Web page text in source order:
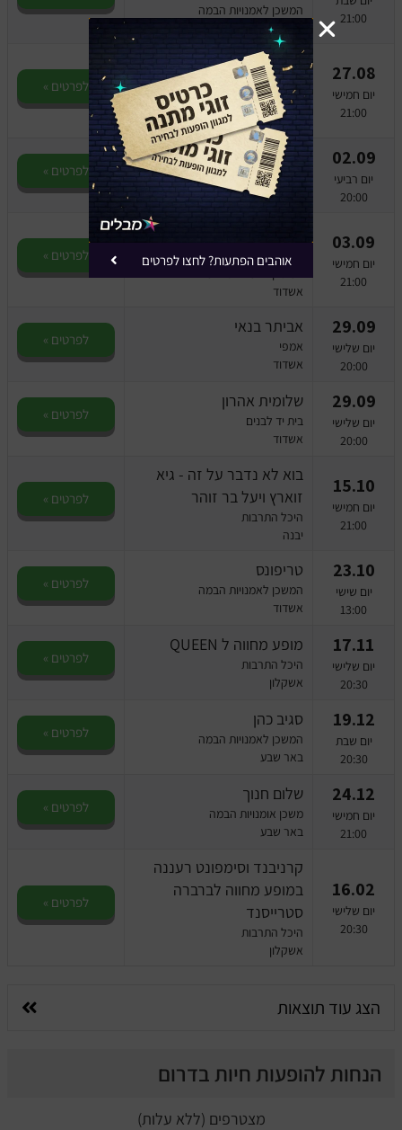
21:00
המשכן לאמנויות הבמה
באר שבע
27.08
יום חמישי
21:00
בוא לא נדבר על זה - גיא
זוארץ ויעל בר זוהר
היכל התרבות
אשקלון
לפרטים »
02.09
יום רביעי
20:00
רותם כהן
המשכן לאמנויות הבמה
באר שבע
לפרטים »
03.09
יום חמישי
21:00
בוא לא נדבר על זה - גיא
זוארץ ויעל בר זוהר
אשדוד
לפרטים »
29.09
יום שלישי
20:00
אביתר בנאי
אמפי
אשדוד
לפרטים »
29.09
יום שלישי
20:00
שלומית אהרון
בית יד לבנים
אשדוד
לפרטים »
15.10
יום חמישי
21:00
בוא לא נדבר על זה - גיא
זוארץ ויעל בר זוהר
היכל התרבות
יבנה
לפרטים »
23.10
יום שישי
13:00
טריפונס
המשכן לאמנויות הבמה
אשדוד
לפרטים »
17.11
יום שלישי
20:30
מופע מחווה ל QUEEN
היכל התרבות
אשקלון
לפרטים »
19.12
יום שבת
20:30
סגיב כהן
המשכן לאמנויות הבמה
באר שבע
לפרטים »
24.12
יום חמישי
21:00
שלום חנוך
משכן אומנויות הבמה
באר שבע
לפרטים »
16.02
יום שלישי
20:30
קרניבנד וסימפונט רעננה
במופע מחווה לברברה
סטרייסנד
היכל התרבות
אשקלון
לפרטים »
הצג עוד תוצאות
הנחות להופעות חיות בדרום
מצטרפים (ללא עלות)
אוהבים הפתעות? לחצו לפרטים